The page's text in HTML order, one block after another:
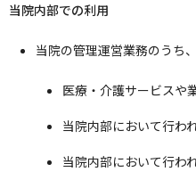
当院内部での利用
当院の管理運営業務のうち、
医療・介護サービスや
当院内部において行わ
当院内部において行わ